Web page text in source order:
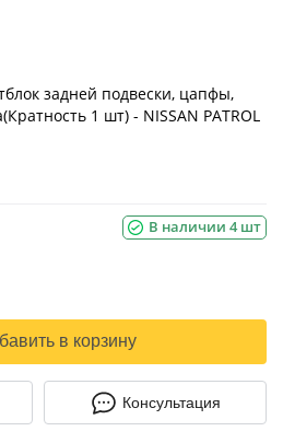
задней подвески, цапфы,
1 шт) - NISSAN PATROL
В наличии 4 шт
в корзину
Консультация